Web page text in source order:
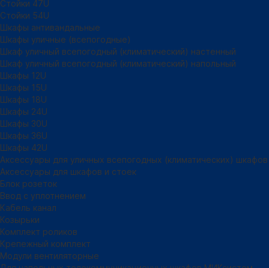
Стойки 47U
Стойки 54U
Шкафы антивандальные
Шкафы уличные (всепогодные)
Шкаф уличный всепогодный (климатический) настенный
Шкаф уличный всепогодный (климатический) напольный
Шкафы 12U
Шкафы 15U
Шкафы 18U
Шкафы 24U
Шкафы 30U
Шкафы 36U
Шкафы 42U
Аксессуары для уличных всепогодных (климатических) шкафов
Аксессуары для шкафов и стоек
Блок розеток
Ввод с уплотнением
Кабель канал
Козырьки
Комплект роликов
Крепежный комплект
Модули вентиляторные